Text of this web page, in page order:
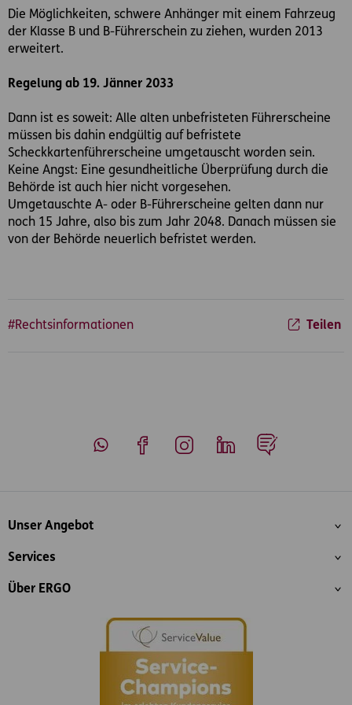
Die Möglichkeiten, schwere Anhänger mit einem Fahrzeug
der Klasse B und B-Führerschein zu ziehen, wurden 2013
erweitert.
Regelung ab 19. Jänner 2033
Dann ist es soweit: Alle alten unbefristeten Führerscheine
müssen bis dahin endgültig auf befristete
Scheckkartenführerscheine umgetauscht worden sein.
Keine Angst: Eine gesundheitliche Überprüfung durch die
Behörde ist auch hier nicht vorgesehen.
Umgetauschte A- oder B-Führerscheine gelten dann nur
noch 15 Jahre, also bis zum Jahr 2048. Danach müssen sie
von der Behörde neuerlich befristet werden.
#Rechtsinformationen Teilen
Inhaltsübersicht
Unser Angebot
Services
Über ERGO